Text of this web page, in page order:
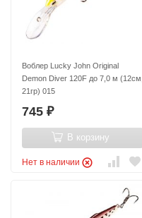
Воблер Lucky John Original
Demon Diver 120F до 7,0 м (12см,
21гр) 015
745 ₽
В корзину
Нет в наличии